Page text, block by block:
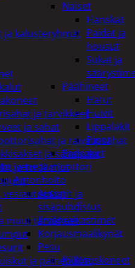
Naiset
Hanskat
Paidat ja
housut
Sukat ja
Päähineet
Hatut
Huivit
Lippalakit
Pipot
Sadeasut
vene ja moottori
Autonhoito
Auton
sisäpuhdistus
Ilmanraikastimet
Korjausmaalikynät
Pesu
Kiillotuskoneet
ja kalusteryhmät
ja tarvikkeet
ja sahat
ja raivaussahat
ja sahapukit
ja teräketjut
vesiautomaatit ja
muut tarvikkeet
ja painepullot